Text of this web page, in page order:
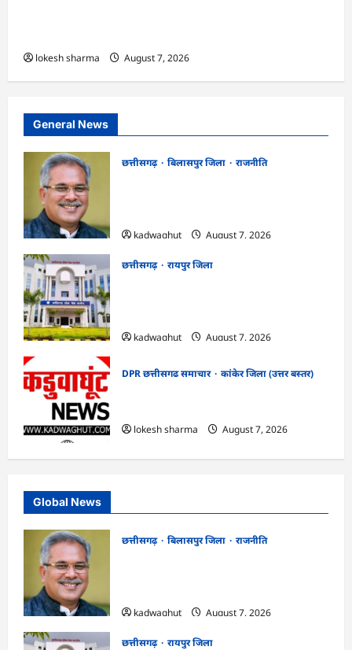
lokesh sharma August 7, 2026
General News
छत्तीसगढ़ बिलासपुर जिला
राजनीति
kadwaghut
August 7, 2026
छत्तीसगढ़
रायपुर जिला
kadwaghut
August 7, 2026
DPR छत्तीसगढ समाचार
कांकेर जिला (उत्तर बस्तर)
lokesh sharma
August 7, 2026
Global News
छत्तीसगढ़ बिलासपुर जिला
राजनीति
kadwaghut
August 7, 2026
छत्तीसगढ़
रायपुर जिला